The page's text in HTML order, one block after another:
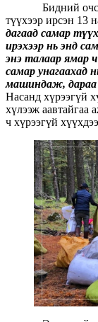
Бидний очсон
түүхээр ирсэн 13
дагаад самар
ирэхээр нь энд
энэ талаар ямар
самар унагаахад
машиндаж, дараа
Насанд хүрээгүй
хүлээж аавтайгаа
ч хүрээгүй